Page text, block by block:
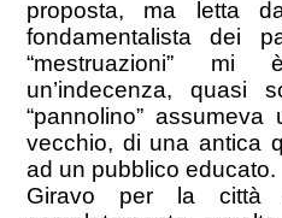
proposta, ma letta
fondamentalista dei
“mestruazioni” mi
un’indecenza, quasi
“pannolino”
vecchio, di una antica
ad un pubblico educato.
Giravo per la città